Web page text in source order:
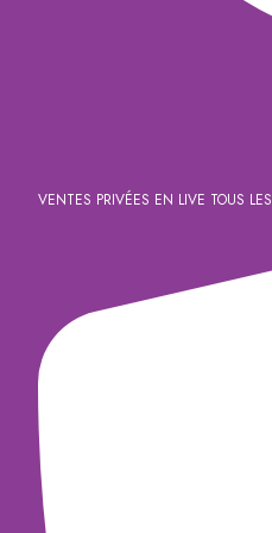
VENTES PRIVÉES EN LIVE TOUS LES